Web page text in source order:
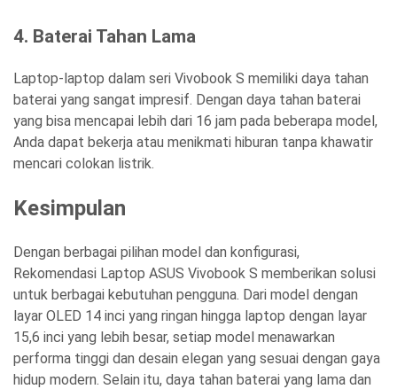
4. Baterai Tahan Lama
Laptop-laptop dalam seri Vivobook S memiliki daya tahan
baterai yang sangat impresif. Dengan daya tahan baterai
yang bisa mencapai lebih dari 16 jam pada beberapa model,
Anda dapat bekerja atau menikmati hiburan tanpa khawatir
mencari colokan listrik.
Kesimpulan
Dengan berbagai pilihan model dan konfigurasi,
Rekomendasi Laptop ASUS Vivobook S memberikan solusi
untuk berbagai kebutuhan pengguna. Dari model dengan
layar OLED 14 inci yang ringan hingga laptop dengan layar
15,6 inci yang lebih besar, setiap model menawarkan
performa tinggi dan desain elegan yang sesuai dengan gaya
hidup modern. Selain itu, daya tahan baterai yang lama dan